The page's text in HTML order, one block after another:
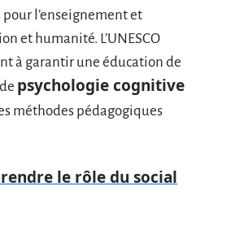
l’enseignement et
et humanité. L’UNESCO
à garantir une éducation de
psychologie cognitive
méthodes pédagogiques
le rôle du social